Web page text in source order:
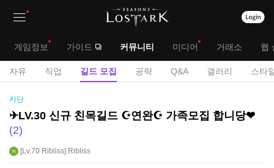
대
메
게임정보 가이드 커뮤니티 미디어 거래소 웹
서
메
자유 직업 길드 모집 공략 Q&A 갤러리 스타
길
드
모
집
게
카단
✈LV.30 신규 친목길드 ☪연완☪ 가족모집 합니당❤
2
Lv.70 Ribliss Ribliss